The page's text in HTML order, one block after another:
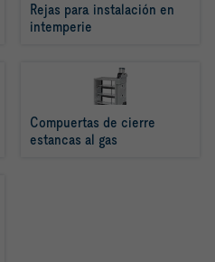
Rejas para instalación en
intemperie
Compuertas de cierre
estancas al gas